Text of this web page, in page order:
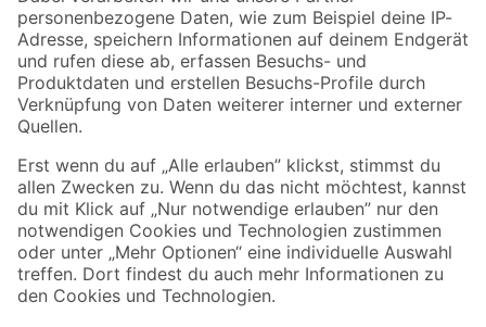
Zahlungsarten Versandarten
Sicher einkaufen
Jetzt die toom-App herunterladen